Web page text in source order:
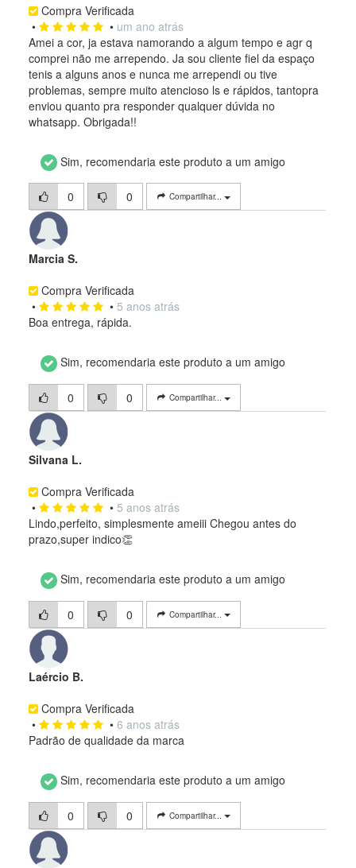
Compra Verificada
•
• um ano atrás
Amei a cor, ja estava namorando a algum tempo e agr q
comprei não me arrependo. Ja sou cliente fiel da espaço
tenis a alguns anos e nunca me arrependi ou tive
problemas, sempre muito atencioso ls e rápidos, tantopra
enviou quanto pra responder qualquer dúvida no
whatsapp. Obrigada!!
Sim, recomendaria este produto a um amigo
0 0 Compartilhar...
Marcia S.
Compra Verificada
•
• 5 anos atrás
Boa entrega, rápida.
Sim, recomendaria este produto a um amigo
0 0 Compartilhar...
Silvana L.
Compra Verificada
•
• 5 anos atrás
Lindo,perfeito, simplesmente ameiii Chegou antes do
prazo,super indico👏
Sim, recomendaria este produto a um amigo
0 0 Compartilhar...
Laércio B.
Compra Verificada
•
• 6 anos atrás
Padrão de qualidade da marca
Sim, recomendaria este produto a um amigo
0 0 Compartilhar...